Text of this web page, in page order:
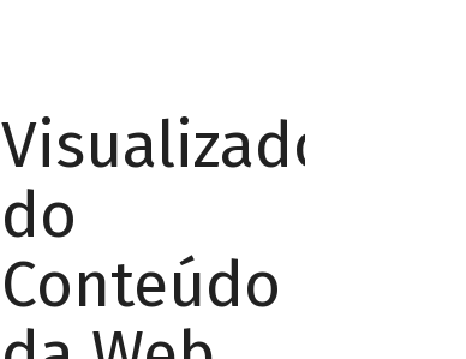
Visualizador
do
Conteúdo